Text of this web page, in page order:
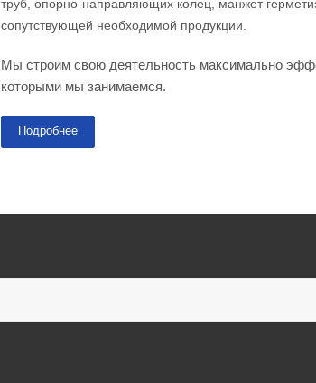
труб, опорно-направляющих колец, манжет
сопутствующей необходимой продукции.
Мы строим свою деятельность максимально
которыми мы занимаемся.
Подробнее